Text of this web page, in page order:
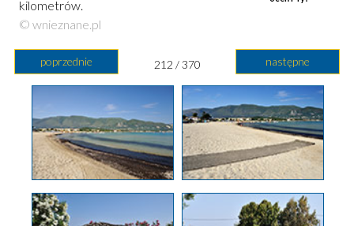
kilometrów.
© wnieznane.pl
poprzednie następne
212 / 370